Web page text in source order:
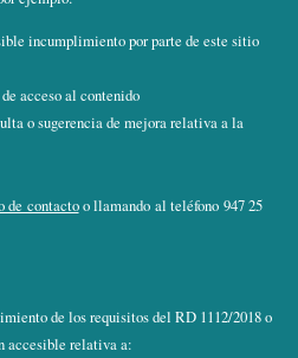
incumplimiento por parte de este sitio
acceso al contenido
o sugerencia de mejora relativa a la
de contactoo llamando al teléfono 947 25
de los requisitos del RD 1112/2018 o
accesible relativa a: